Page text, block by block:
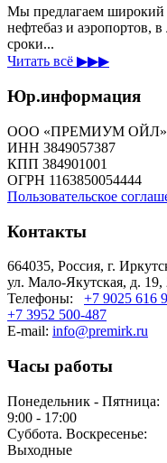
Мы предлагаем широкий
нефтебаз и аэропортов,
сроки...
Читать всё ▶▶▶
Юр.информация
ООО «ПРЕМИУМ ОЙЛ»
ИНН 3849057387
КПП 384901001
ОГРН 1163850054444
Пользовательское
Контакты
664035, Россия, г.
ул. Мало-Якутская, д. 19,
Телефоны: +7 9025 616
+7 3952 500-487
E-mail: info@premirk.ru
Часы работы
Понедельник - Пятница:
9:00 - 17:00
Суббота. Воскресенье:
Выходные